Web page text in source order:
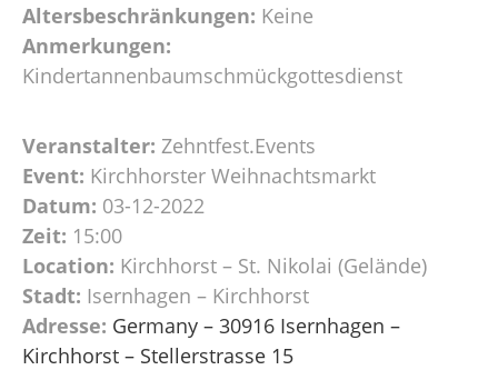
Altersbeschränkungen: Keine
Anmerkungen:
Kindertannenbaumschmückgottesdienst
Veranstalter: Zehntfest.Events
Event: Kirchhorster Weihnachtsmarkt
Datum: 03-12-2022
Zeit: 15:00
Location: Kirchhorst – St. Nikolai (Gelände)
Stadt: Isernhagen – Kirchhorst
Adresse: Germany – 30916 Isernhagen –
Kirchhorst – Stellerstrasse 15